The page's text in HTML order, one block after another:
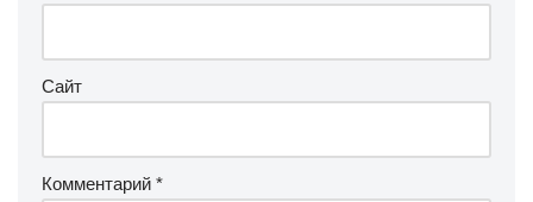
Сайт
Комментарий *